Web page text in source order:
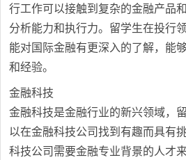
行工作可以接触到复杂的金融产品
分析能力和执行力。留学生在投行
能对国际金融有更深入的了解，能
和经验。
金融科技
金融科技是金融行业的新兴领域，
以在金融科技公司找到有趣而具有
科技公司需要金融专业背景的人才